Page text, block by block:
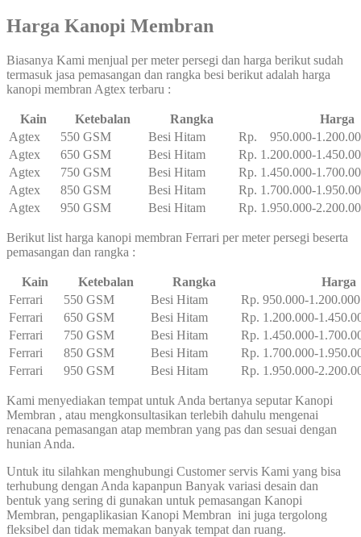
Harga Kanopi Membran
Biasanya Kami menjual per meter persegi dan harga berikut sudah
termasuk jasa pemasangan dan rangka besi berikut adalah harga
kanopi membran Agtex terbaru :
Kain Ketebalan Rangka
Harga
Agtex
550 GSM Besi Hitam
Rp. 950.000-
Agtex
650 GSM Besi Hitam
Rp. 1.200.000-
Agtex
750 GSM Besi Hitam
Rp. 1.450.000-
Agtex
850 GSM Besi Hitam
Rp. 1.700.000-
Agtex
950 GSM Besi Hitam Rp. 1.950.000-
Berikut list harga kanopi membran Ferrari per meter persegi beserta
pemasangan dan rangka :
Kain Ketebalan Rangka
Harga
Ferrari
550 GSM Besi Hitam
Rp. 950.000-1.200.000
Ferrari
650 GSM Besi Hitam
Rp. 1.200.000-
Ferrari
750 GSM Besi Hitam
Rp. 1.450.000-
Ferrari
850 GSM Besi Hitam
Rp. 1.700.000-
Ferrari
950 GSM Besi Hitam Rp. 1.950.000-
Kami menyediakan tempat untuk Anda bertanya seputar Kanopi
Membran , atau mengkonsultasikan terlebih dahulu mengenai
renacana pemasangan atap membran yang pas dan sesuai dengan
hunian Anda.
Untuk itu silahkan menghubungi Customer servis Kami yang bisa
terhubung dengan Anda kapanpun Banyak variasi desain dan
bentuk yang sering di gunakan untuk pemasangan Kanopi
Membran, pengaplikasian Kanopi Membran ini juga tergolong
fleksibel dan tidak memakan banyak tempat dan ruang.